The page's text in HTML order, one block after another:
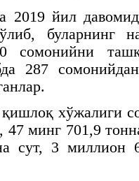
2019 йил
буларнинг
сомонийни
287
хўжалиги
минг 701,9
сут, 3 миллион